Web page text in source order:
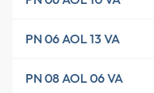
PN 06 AOL 13 VA
PN 08 AOL 06 VA